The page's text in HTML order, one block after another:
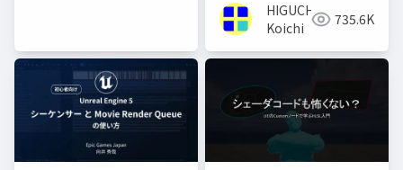
HIGUCHI
Koichi
735.6K